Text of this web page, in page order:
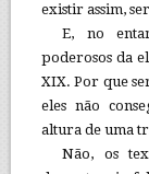
existir assim,
E, no
poderosos da
XIX. Por que
eles não
altura de uma
Não, os